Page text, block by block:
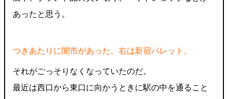
あったと思う。
つきあたりに闇市があった。右は新宿パレット。
それがごっそりなくなっていたのだ。
最近は西口から東口に向かうときに駅の中を通ること